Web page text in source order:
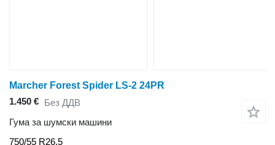
Marcher Forest Spider LS-2 24PR
1.450 € Без ДДВ
Гума за шумски машини
750/55 R26.5